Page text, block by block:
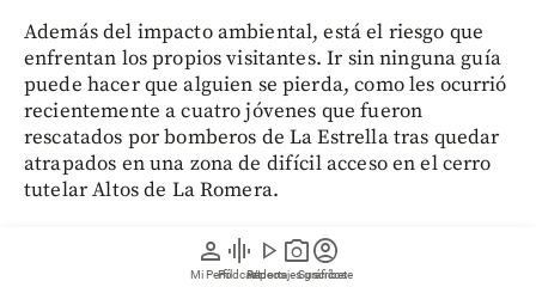
person
Mi Perfil
graphic_eq
Pódcast
play_arrow
Videos
photo_camera
Reportajes gráficos
account_circle
Suscríbete
Además del impacto ambiental, está el riesgo que
enfrentan los propios visitantes. Ir sin ninguna guía
puede hacer que alguien se pierda, como les ocurrió
recientemente a cuatro jóvenes que fueron
rescatados por bomberos de La Estrella tras quedar
atrapados en una zona de difícil acceso en el cerro
tutelar Altos de La Romera.
Para consultar contenido premium o profundizar
sobre sus temas de interés de Medellín, Antioquia,